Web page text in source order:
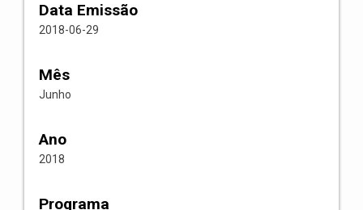
Data Emissão
2018-06-29
Mês
Junho
Ano
2018
Programa